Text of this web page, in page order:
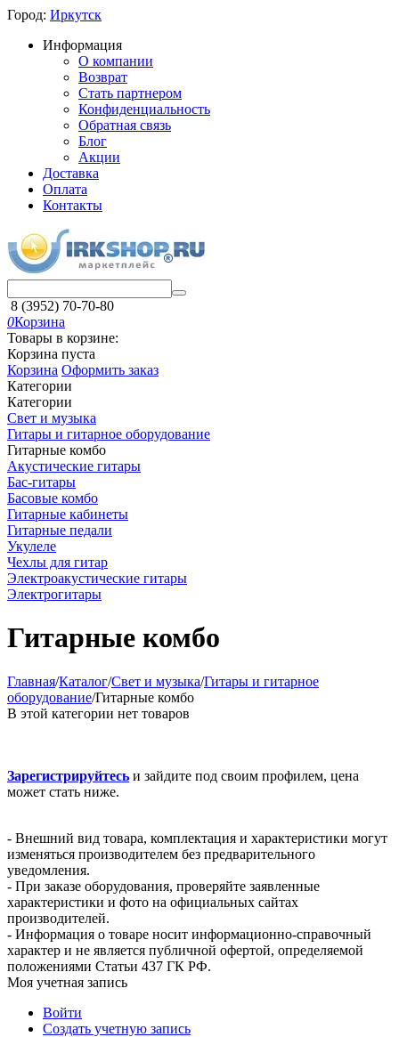
Город: Иркутск
Информация
О компании
Возврат
Стать партнером
Конфиденциальность
Обратная связь
Блог
Акции
Доставка
Оплата
Контакты
8 (3952) 70-70-80
0Корзина
Товары в корзине:
Корзина пуста
Корзина Оформить заказ
Категории
Категории
Свет и музыка
Гитары и гитарное оборудование
Гитарные комбо
Акустические гитары
Бас-гитары
Басовые комбо
Гитарные кабинеты
Гитарные педали
Укулеле
Чехлы для гитар
Электроакустические гитары
Электрогитары
Гитарные комбо
Главная/Каталог/Свет и музыка/Гитары и гитарное
оборудование/Гитарные комбо
В этой категории нет товаров
Зарегистрируйтесь и зайдите под своим профилем, цена
может стать ниже.
- Внешний вид товара, комплектация и характеристики могут
изменяться производителем без предварительного
уведомления.
- При заказе оборудования, проверяйте заявленные
характеристики и фото на официальных сайтах
производителей.
- Информация о товаре носит информационно-справочный
характер и не является публичной офертой, определяемой
положениями Статьи 437 ГК РФ.
Моя учетная запись
Войти
Создать учетную запись